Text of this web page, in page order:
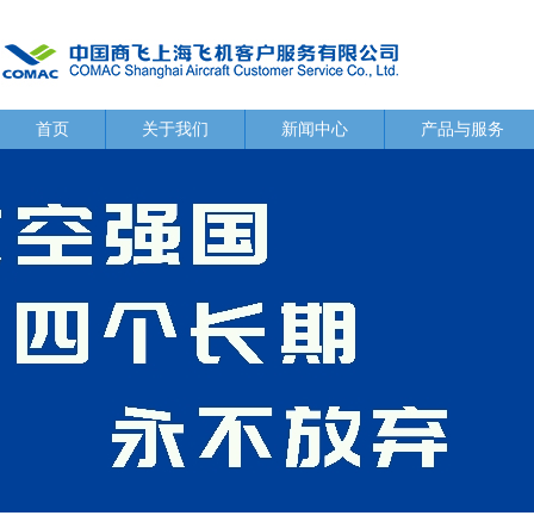
首页 关于我们 新闻中心 产品与服务